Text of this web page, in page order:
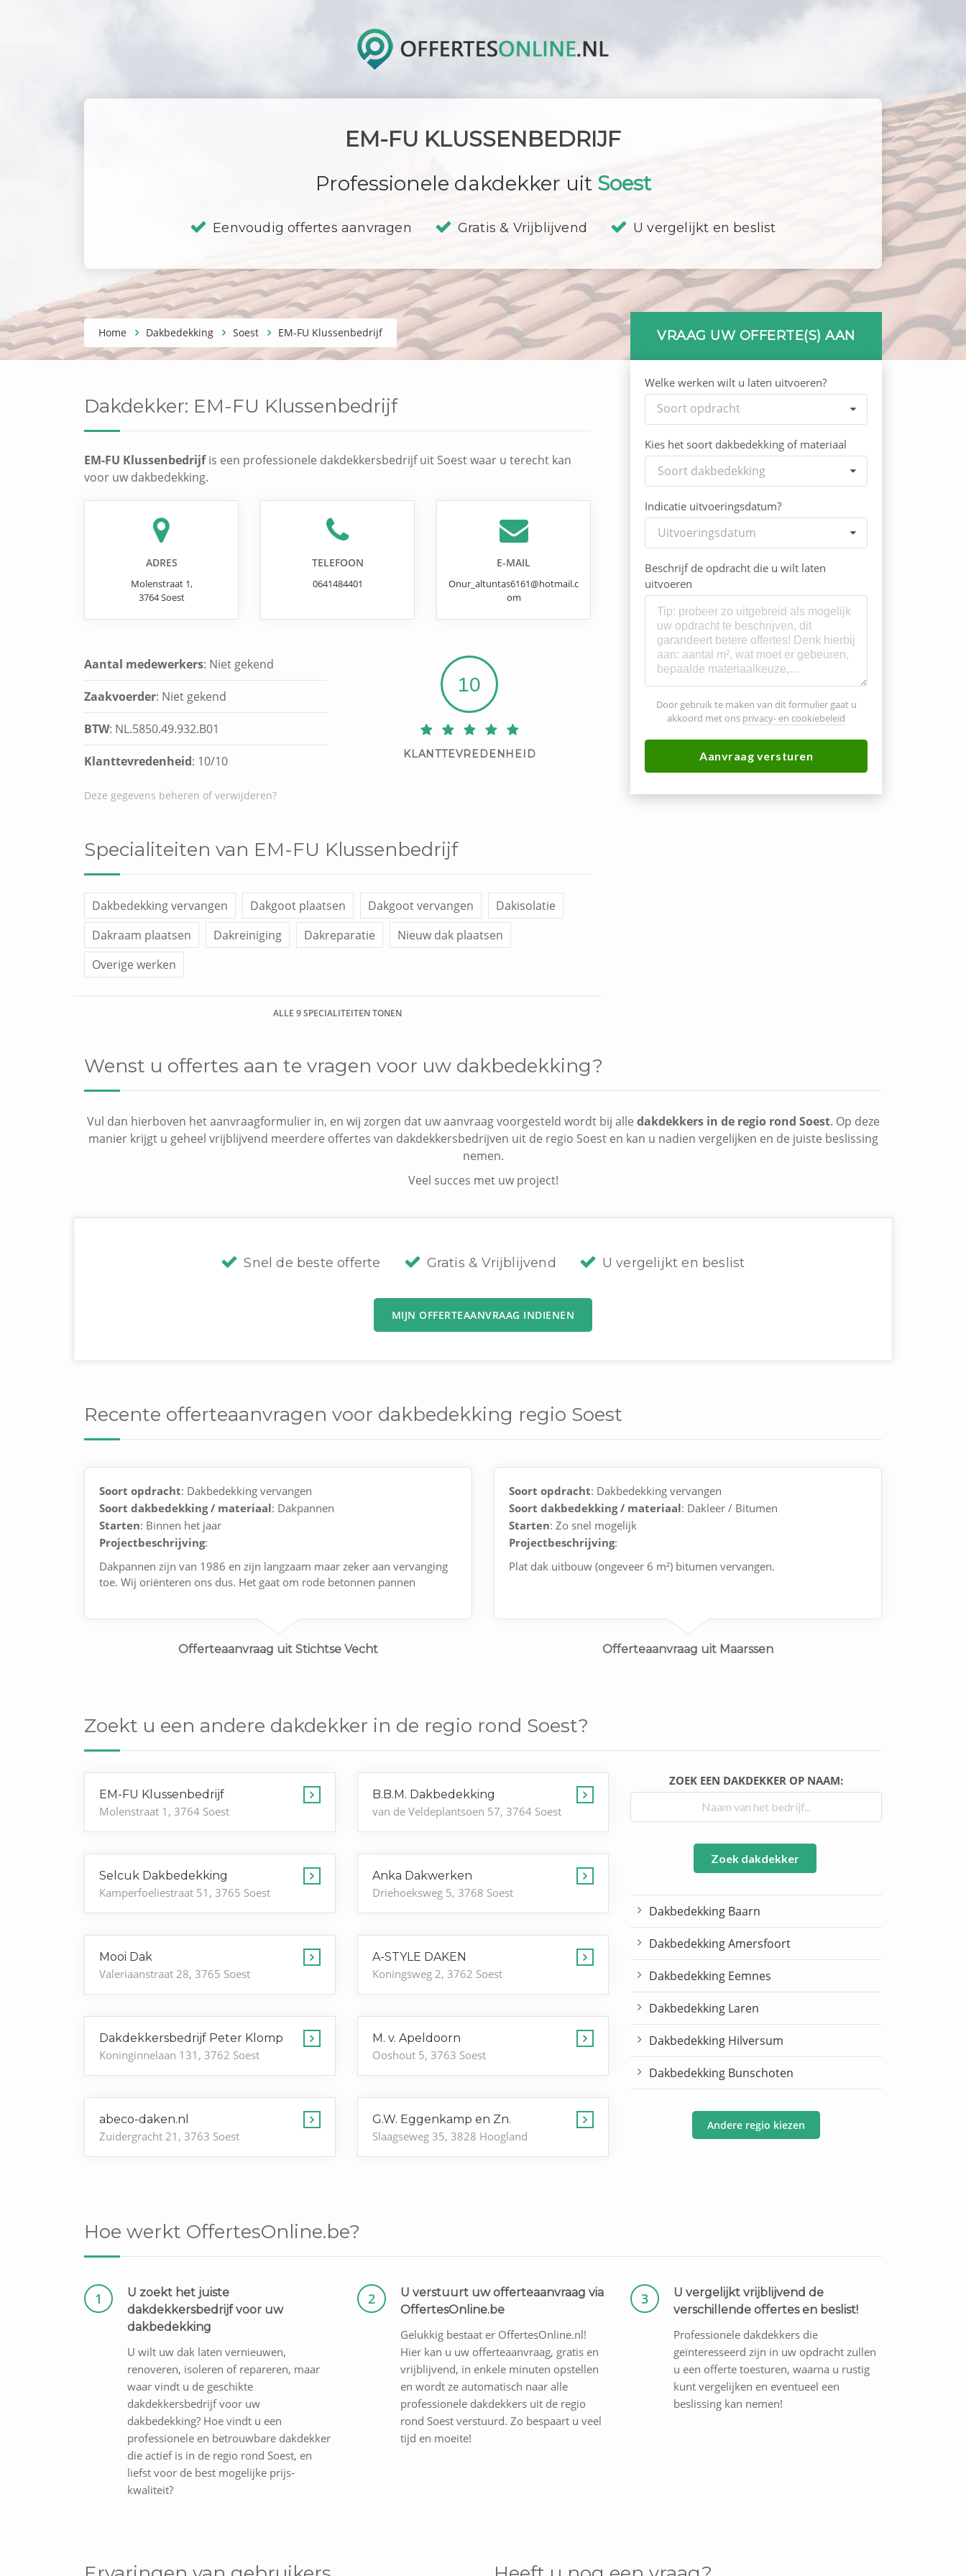
EM-FU KLUSSENBEDRIJF
Professionele dakdekker uit Soest
Eenvoudig offertes aanvragen Gratis & Vrijblijvend U vergelijkt en beslist
VRAAG UW OFFERTE(S) AAN
Home Dakbedekking Soest EM-FU Klussenbedrijf
Welke werken wilt u laten uitvoeren?
Soort opdracht
Kies het soort dakbedekking of materiaal
Soort dakbedekking
Indicatie uitvoeringsdatum?
Uitvoeringsdatum
Beschrijf de opdracht die u wilt laten
uitvoeren
Door gebruik te maken van dit formulier gaat u
akkoord met ons privacy- en cookiebeleid
Aanvraag versturen
Dakdekker: EM-FU Klussenbedrijf
EM-FU Klussenbedrijfis een professionele dakdekkersbedrijf uit Soest waar u terecht kan
voor uw dakbedekking.
ADRES
Molenstraat 1,
3764Soest
TELEFOON
0641484401
E-MAIL
Onur_altuntas6161@hotmail.c
om
Aantal medewerkers: Niet gekend
Zaakvoerder: Niet gekend
BTW: NL.5850.49.932.B01
Klanttevredenheid: 10/10
10
KLANTTEVREDENHEID
Deze gegevens beheren of verwijderen?
Specialiteiten van EM-FU Klussenbedrijf
Dakbedekking vervangen Dakgoot plaatsen Dakgoot vervangen
Dakisolatie
Dakraam plaatsen
Dakreiniging Dakreparatie
Nieuw dak plaatsen
Overige werken
ALLE 9 SPECIALITEITEN TONEN
Wenst u offertes aan te vragen voor uw dakbedekking?
Vul dan hierboven het aanvraagformulier in, en wij zorgen dat uw aanvraag voorgesteld wordt bij alle dakdekkers in de regio rond Soest. Op deze
manier krijgt u geheel vrijblijvend meerdere offertes van dakdekkersbedrijven uit de regio Soest en kan u nadien vergelijken en de juiste beslissing
nemen.
Veel succes met uw project!
Snel de beste offerte Gratis & Vrijblijvend U vergelijkt en beslist
MIJN OFFERTEAANVRAAG INDIENEN
Recente offerteaanvragen voor dakbedekking regio Soest
Soort opdracht: Dakbedekking vervangen
Soort dakbedekking / materiaal: Dakpannen
Starten: Binnen het jaar
Projectbeschrijving:
Dakpannen zijn van 1986 en zijn langzaam maar zeker aan vervanging
toe. Wij oriënteren ons dus. Het gaat om rode betonnen pannen
Offerteaanvraag uit Stichtse Vecht
Soort opdracht: Dakbedekking vervangen
Soort dakbedekking / materiaal: Dakleer / Bitumen
Starten: Zo snel mogelijk
Projectbeschrijving:
Plat dak uitbouw (ongeveer 6 m²) bitumen vervangen.
Offerteaanvraag uit Maarssen
Zoekt u een andere dakdekker in de regio rond Soest?
EM-FU Klussenbedrijf
Molenstraat 1, 3764 Soest
B.B.M. Dakbedekking
van de Veldeplantsoen 57, 3764 Soest
Selcuk Dakbedekking
Kamperfoeliestraat 51, 3765 Soest
Anka Dakwerken
Driehoeksweg 5, 3768 Soest
Mooi Dak
Valeriaanstraat 28, 3765 Soest
A-STYLE DAKEN
Koningsweg 2, 3762 Soest
Dakdekkersbedrijf Peter Klomp
Koninginnelaan 131, 3762 Soest
M. v. Apeldoorn
Ooshout 5, 3763 Soest
abeco-daken.nl
Zuidergracht 21, 3763 Soest
G.W. Eggenkamp en Zn.
Slaagseweg 35, 3828 Hoogland
ZOEK EEN DAKDEKKER OP NAAM:
Zoek dakdekker
Dakbedekking Baarn
Dakbedekking Amersfoort
Dakbedekking Eemnes
Dakbedekking Laren
Dakbedekking Hilversum
Dakbedekking Bunschoten
Andere regio kiezen
Hoe werkt OffertesOnline.be?
1
U zoekt het juiste
dakdekkersbedrijf voor uw
dakbedekking
U wilt uw dak laten vernieuwen,
renoveren, isoleren of repareren, maar
waar vindt u de geschikte
dakdekkersbedrijf voor uw
dakbedekking? Hoe vindt u een
professionele en betrouwbare dakdekker
die actief is in de regio rond Soest, en
liefst voor de best mogelijke prijs-
kwaliteit?
2
U verstuurt uw offerteaanvraag via
OffertesOnline.be
Gelukkig bestaat er OffertesOnline.nl!
Hier kan u uw offerteaanvraag, gratis en
vrijblijvend, in enkele minuten opstellen
en wordt ze automatisch naar alle
professionele dakdekkers uit de regio
rond Soest verstuurd. Zo bespaart u veel
tijd en moeite!
3
U vergelijkt vrijblijvend de
verschillende offertes en beslist!
Professionele dakdekkers die
geïnteresseerd zijn in uw opdracht zullen
u een offerte toesturen, waarna u rustig
kunt vergelijken en eventueel een
beslissing kan nemen!